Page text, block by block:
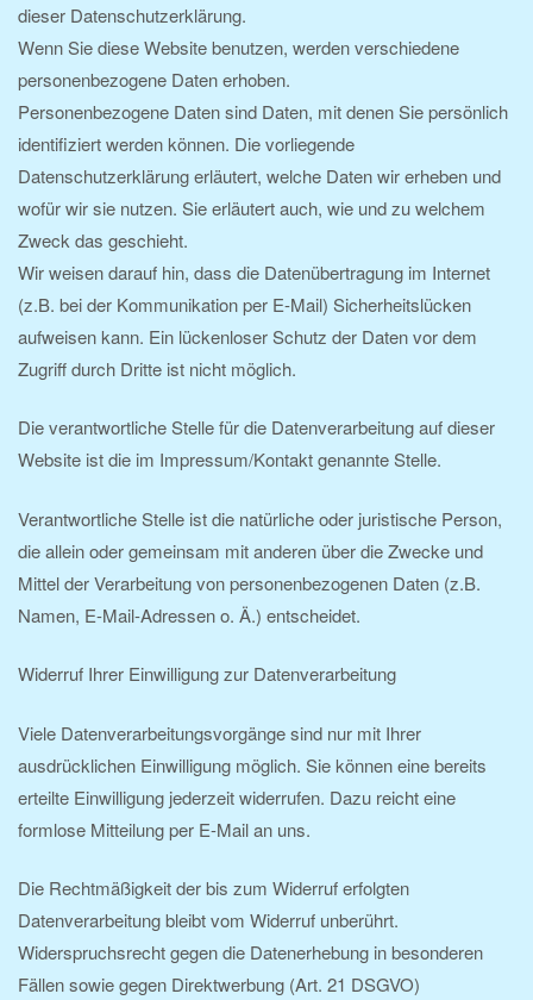
dieser Datenschutzerklärung.
Wenn Sie diese Website benutzen, werden verschiedene
personenbezogene Daten erhoben.
Personenbezogene Daten sind Daten, mit denen Sie persönlich
identifiziert werden können. Die vorliegende
Datenschutzerklärung erläutert, welche Daten wir erheben und
wofür wir sie nutzen. Sie erläutert auch, wie und zu welchem
Zweck das geschieht.
Wir weisen darauf hin, dass die Datenübertragung im Internet
(z.B. bei der Kommunikation per E-Mail) Sicherheitslücken
aufweisen kann. Ein lückenloser Schutz der Daten vor dem
Zugriff durch Dritte ist nicht möglich.
Die verantwortliche Stelle für die Datenverarbeitung auf dieser
Website ist die im Impressum/Kontakt genannte Stelle.
Verantwortliche Stelle ist die natürliche oder juristische Person,
die allein oder gemeinsam mit anderen über die Zwecke und
Mittel der Verarbeitung von personenbezogenen Daten (z.B.
Namen, E-Mail-Adressen o. Ä.) entscheidet.
Widerruf Ihrer Einwilligung zur Datenverarbeitung
Viele Datenverarbeitungsvorgänge sind nur mit Ihrer
ausdrücklichen Einwilligung möglich. Sie können eine bereits
erteilte Einwilligung jederzeit widerrufen. Dazu reicht eine
formlose Mitteilung per E-Mail an uns.
Die Rechtmäßigkeit der bis zum Widerruf erfolgten
Datenverarbeitung bleibt vom Widerruf unberührt.
Widerspruchsrecht gegen die Datenerhebung in besonderen
Fällen sowie gegen Direktwerbung (Art. 21 DSGVO)